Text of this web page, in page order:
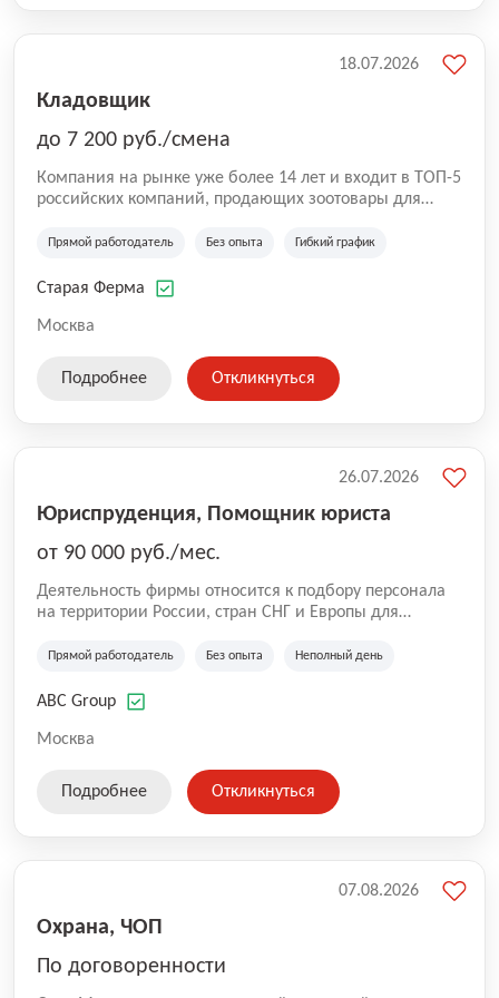
Кладовщик
до 7 200 руб./смена
Компания на рынке уже более 14 лет и входит в ТОП-5
российских компаний, продающих зоотовары для
компания владеет 5 розничными магазинами, а также
России (Wildberries, Ozon, Яндекс. Маркет и
на глобальной доставке товаров по всей территории
SKU, премиальные бренды кормов и собственные
Прямой работодатель Без опыта Гибкий график
Старая Ферма
Москва
18.07.2026
Подробнее Откликнуться
Юриспруденция, Помощник юриста
от 90 000 руб./мес.
Деятельность фирмы относится к подбору персонала
на территории России, стран СНГ и Европы для
культуре и развлечениям, информационным
Прямой работодатель Без опыта Неполный день
ABC Group
Москва
26.07.2026
Подробнее Откликнуться
Охрана, ЧОП
По договоренности
07.08.2026